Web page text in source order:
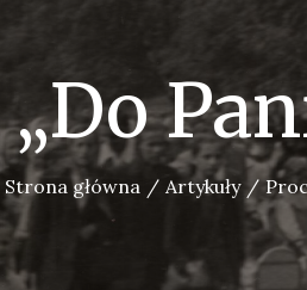
Strona główna Artykuły